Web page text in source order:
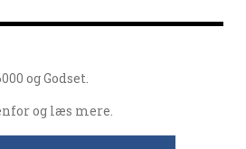
og Godset.
og læs mere.